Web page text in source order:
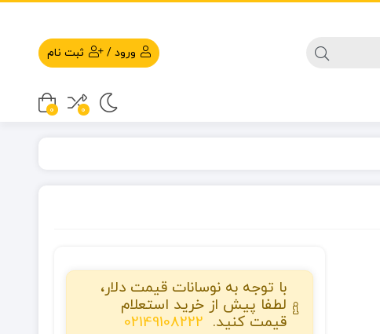
ورود / ثبت نام
0
0
با توجه به نوسانات قیمت دلار،
لطفا پیش از خرید استعلام
قیمت کنید. 02149108222